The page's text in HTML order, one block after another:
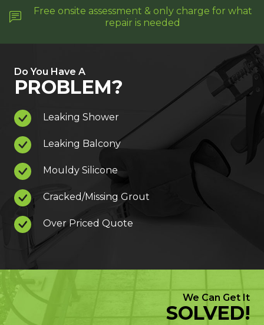
Free onsite assessment & only charge for what
repair is needed
Do You Have A
PROBLEM?
Leaking Shower
Leaking Balcony
Mouldy Silicone
Cracked/Missing Grout
Over Priced Quote
We Can Get It
SOLVED!